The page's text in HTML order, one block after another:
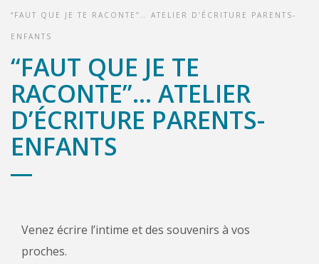
“FAUT QUE JE TE RACONTE”… ATELIER D’ÉCRITURE PARENTS-
ENFANTS
“FAUT QUE JE TE
RACONTE”… ATELIER
D’ÉCRITURE PARENTS-
ENFANTS
Venez écrire l’intime et des souvenirs à vos
proches.